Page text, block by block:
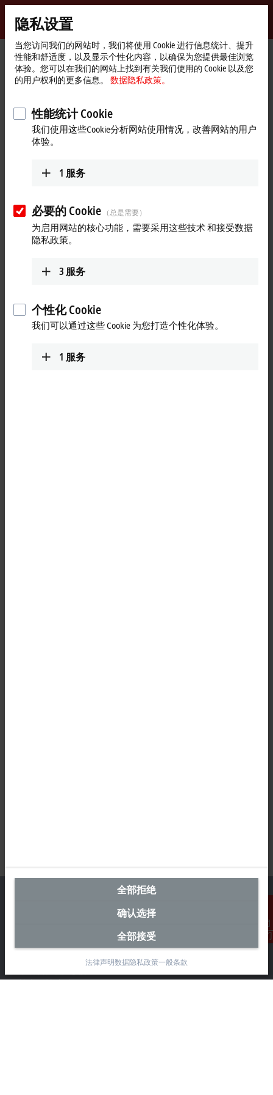
Beckhoff
-
自
动
化
技
术
Start
page
Support Download finder Search result
联系我们
My bookmark list
To the bookmark list
毕孚自动化设备贸易(上海)有限公司
市北智汇园4号楼
静安区汶水路 299 弄 9-10 号
隐私设置
当您访问我们的网站时，我们将使用 Cookie 进行信息统计、提升
性能和舒适度，以及显示个性化内容，以确保为您提供最佳浏览
体验。您可以在我们的网站上找到有关我们使用的 Cookie 以及您
的用户权利的更多信息。
数据隐私政策。
性能统计 Cookie
我们使用这些Cookie分析网站使用情况，改善网站的用户
体验。
1 服务
必要的 Cookie （总是需要）
为启用网站的核心功能，需要采用这些技术 和接受数据
隐私政策。
3 服务
个性化 Cookie
我们可以通过这些 Cookie 为您打造个性化体验。
1 服务
全部拒绝
确认选择
全部接受
法律声明数据隐私政策一般条款